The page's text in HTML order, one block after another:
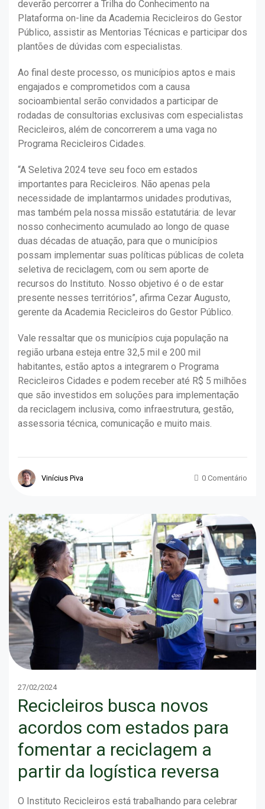
deverão percorrer a Trilha do Conhecimento na
Plataforma on-line da Academia Recicleiros do Gestor
Público, assistir as Mentorias Técnicas e participar dos
plantões de dúvidas com especialistas.
Ao final deste processo, os municípios aptos e mais
engajados e comprometidos com a causa
socioambiental serão convidados a participar de
rodadas de consultorias exclusivas com especialistas
Recicleiros, além de concorrerem a uma vaga no
Programa Recicleiros Cidades.
“A Seletiva 2024 teve seu foco em estados
importantes para Recicleiros. Não apenas pela
necessidade de implantarmos unidades produtivas,
mas também pela nossa missão estatutária: de levar
nosso conhecimento acumulado ao longo de quase
duas décadas de atuação, para que o municípios
possam implementar suas políticas públicas de coleta
seletiva de reciclagem, com ou sem aporte de
recursos do Instituto. Nosso objetivo é o de estar
presente nesses territórios”, afirma Cezar Augusto,
gerente da Academia Recicleiros do Gestor Público.
Vale ressaltar que os municípios cuja população na
região urbana esteja entre 32,5 mil e 200 mil
habitantes, estão aptos a integrarem o Programa
Recicleiros Cidades e podem receber até R$ 5 milhões
que são investidos em soluções para implementação
da reciclagem inclusiva, como infraestrutura, gestão,
assessoria técnica, comunicação e muito mais.
Vinícius Piva 0 Comentário
27/02/2024
Recicleiros busca novos
acordos com estados para
fomentar a reciclagem a
partir da logística reversa
O Instituto Recicleiros está trabalhando para celebrar